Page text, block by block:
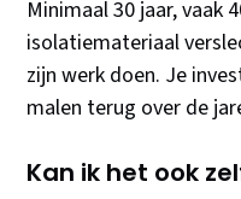
Minimaal 30 jaar, vaak
isolatiemateriaal
zijn werk doen. Je
malen terug over de
Kan ik het ook